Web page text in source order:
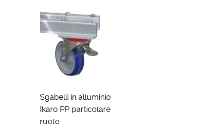
Sgabelli in alluminio
Ikaro PP particolare
ruote